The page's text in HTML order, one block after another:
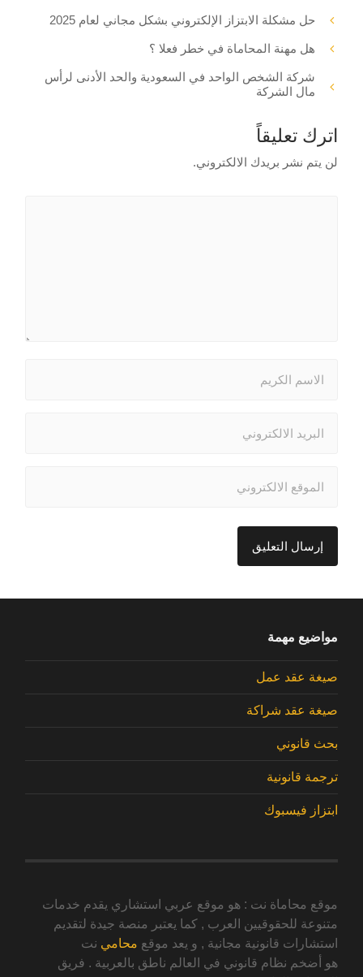
حل مشكلة الابتزاز الإلكتروني بشكل مجاني لعام 2025
هل مهنة المحاماة في خطر فعلا ؟
شركة الشخص الواحد في السعودية والحد الأدنى لرأس
مال الشركة
اترك تعليقاً
لن يتم نشر بريدك الالكتروني.
مواضيع مهمة
صيغة عقد عمل
صيغة عقد شراكة
بحث قانوني
ترجمة قانونية
ابتزاز فيسبوك
موقع محاماة نت : هو موقع عربي استشاري يقدم خدمات
متنوعة للحقوقيين العرب , كما يعتبر منصة جيدة لتقديم
استشارات قانونية مجانية , و يعد موقع محامي نت
هو أضخم نظام قانوني في العالم ناطق بالعربية . فريق